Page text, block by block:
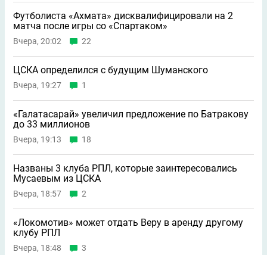
Футболиста «Ахмата» дисквалифицировали на 2
матча после игры со «Спартаком»
Вчера, 20:02 22
ЦСКА определился с будущим Шуманского
Вчера, 19:27 1
«Галатасарай» увеличил предложение по Батракову
до 33 миллионов
Вчера, 19:13 18
Названы 3 клуба РПЛ, которые заинтересовались
Мусаевым из ЦСКА
Вчера, 18:57 2
«Локомотив» может отдать Веру в аренду другому
клубу РПЛ
Вчера, 18:48 3